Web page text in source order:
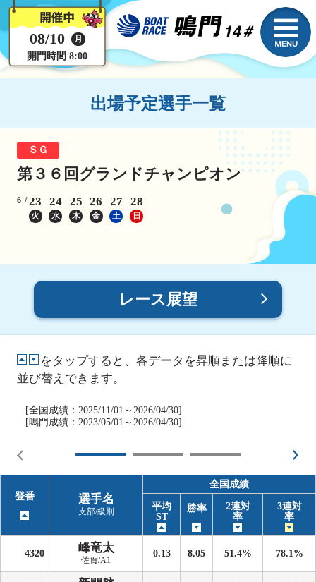
08/10 月
開門時間 8:00
出場予定選手一覧
ＳＧ
第３６回グランドチャンピオン
6 23
火
24
水
25
木
26
金
27
土
28
日
レース展望
をタップすると、各データを昇順または降順に
並び替えできます。
[全国成績：2025/11/01～2026/04/30]
[鳴門成績：2023/05/01～2026/04/30]
登番 選手名
支部/級別
全国成績
平均
ST
勝率
2連対
率
3連対
率
4320 峰竜太
佐賀/A1
0.13 8.05 51.4% 78.1%